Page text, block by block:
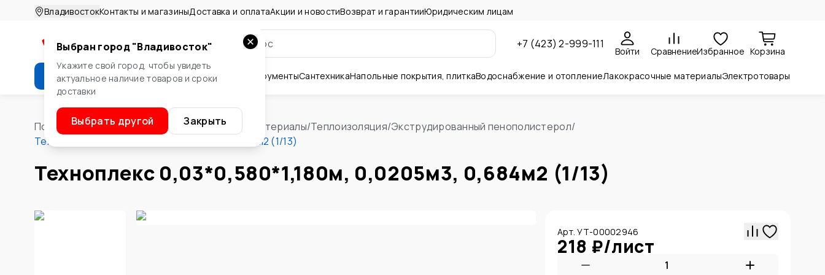
ВладивостокКонтакты и магазиныДоставка и оплатаАкции и новостиВозврат и гарантииЮридическим лицам
+7 (423) 2-999-111
Войти СравнениеИзбранное Корзина
Каталог Стройматериалы ИнструментыСантехникаНапольные покрытия, плиткаВодоснабжение и отоплениеЛакокрасочные материалыЭлектротовары
Выбран город "Владивосток"
Укажите свой город, чтобы увидеть
актуальное наличие товаров и сроки
доставки
Выбрать другой Закрыть
Помощник/Стройматериалы Изоляционные материалы/Теплоизоляция/Экструдированный пенополистерол/
Техноплекс 0,03*0,580*1,180м, 0,0205м3, 0,684м2 (1/13)
Техноплекс 0,03*0,580*1,180м, 0,0205м3, 0,684м2 (1/13)
Арт. УТ-00002946
218 ₽/лист